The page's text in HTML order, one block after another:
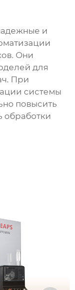
и
Они
для
При
системы
повысить
обработки